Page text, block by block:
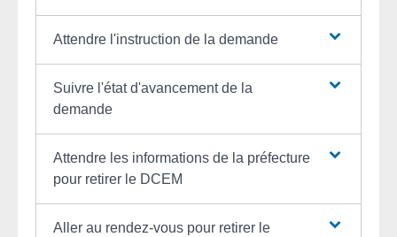
Attendre l'instruction de la demande
Suivre l'état d'avancement de la
demande
Attendre les informations de la préfecture
pour retirer le DCEM
Aller au rendez-vous pour retirer le